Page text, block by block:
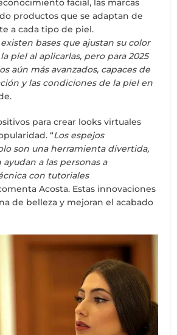
productos que se adaptan de
a cada tipo de piel.
bases que ajustan su color
piel al aplicarlas, pero para 2025
aún más avanzados, capaces de
y las condiciones de la piel en
para crear looks virtuales
“Los espejos
son una herramienta divertida,
a las personas a
con tutoriales
Acosta. Estas innovaciones
de belleza y mejoran el acabado